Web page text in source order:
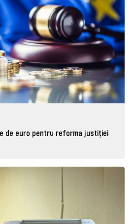
de euro pentru reforma justiției